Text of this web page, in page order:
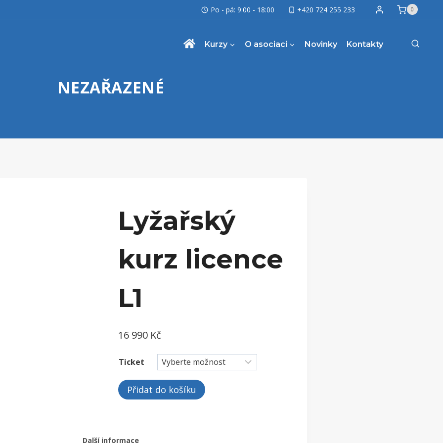
Po - pá: 9:00 - 18:00 +420 724 255 233 0
Kurzy O asociaci Novinky Kontakty
NEZAŘAZENÉ
Lyžařský
kurz licence
L1
16 990 Kč
Ticket
Lyžařský
kurz
Přidat do košíku
Další informace